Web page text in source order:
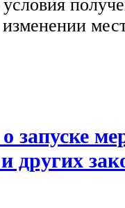
запуске
других